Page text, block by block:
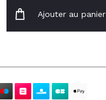
Ajouter au panier